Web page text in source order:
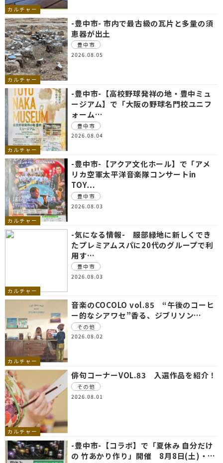
カルチャー
カルチャー
-豊中市- 市内で最古級の瓦片と多量の須
恵器が出土
豊中市
2026.08.05
カルチャー
-豊中市-【高校野球発祥の地・豊中ミュ
ージアム】で「大阪の野球名門校ユニフ
ォーム…
豊中市
2026.08.04
カルチャー
-豊中市-【アクア文化ホール】で「アメ
リカ空軍太平洋音楽隊コンサートin
TOY…
豊中市
2026.08.03
カルチャー
-気になる情報- 服部緑地に新しくでき
たプレミアムスパに20代のグループで利
用す…
豊中市
2026.08.03
カルチャー
音楽のCOCOLO vol.85 “午後のコーヒ
ー的なシアワセ”香る、ジブリソン…
その他
2026.08.02
カルチャー
俳句コーナーVOL.83 入選作品を紹介！
その他
2026.08.01
-豊中市-【コラボ】で「夏休み 自分だけ
の 竹あかり作り」開催 8月8日(土)・…